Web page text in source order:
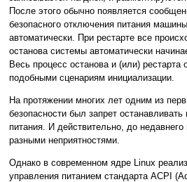
После этого обычно появляется
безопасного отключения питания
автоматически. При рестарте все
останова системы автоматически
Весь процесс останова и (или) рестарта
подобными сценариям инициализации.
На протяжении многих лет одним из
безопасности был запрет
питания. И действительно, до
разными неприятностями.
Однако в современном ядре Linux
управления питанием стандарта ACPI